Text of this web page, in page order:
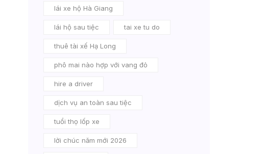
lái xe hộ Hà Giang
lái hộ sau tiệc tai xe tu do
thuê tài xế Hạ Long
phô mai nào hợp với vang đỏ
hire a driver
dịch vụ an toàn sau tiệc
tuổi thọ lốp xe
lời chúc năm mới 2026